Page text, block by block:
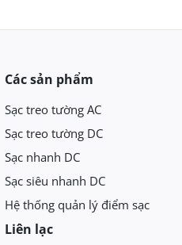
Các sản phẩm
Sạc treo tường AC
Sạc treo tường DC
Sạc nhanh DC
Sạc siêu nhanh DC
Hệ thống quản lý điểm sạc
Liên lạc